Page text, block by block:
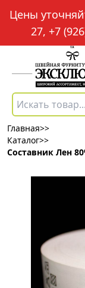
Цены
27, +7
Главная>>
Каталог>>
Составник Лен